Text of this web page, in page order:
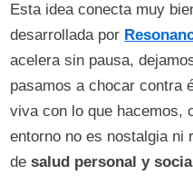
Esta idea conecta muy
desarrollada por
acelera sin pausa,
pasamos a chocar contra
viva con lo que hacemos,
entorno no es nostalgia ni
desalud personal y